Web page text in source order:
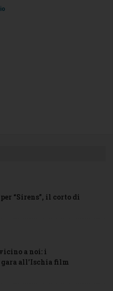
“Sirens”, il corto di
a noi: i
all’Ischia film